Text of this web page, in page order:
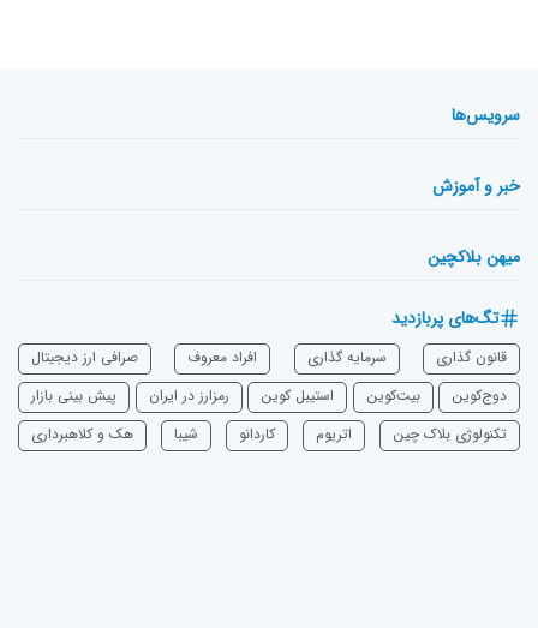
سرویس‌ها
خبر و آموزش
میهن بلاکچین
تگ‌های پربازدید
قانون گذاری سرمایه‌ گذاری افراد معروف
صرافی ارز دیجیتال
دوج‌کوین
بیت‌کوین استیبل کوین رمزارز در ایران
پیش بینی بازار
تکنولوژی بلاک چین
اتریوم ‌کاردانو شیبا هک و کلاهبرداری